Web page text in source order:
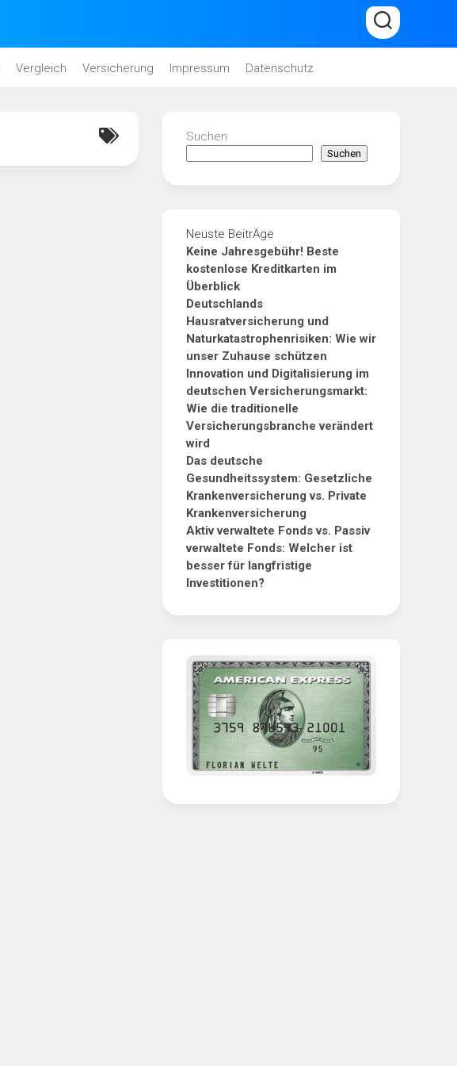
Vergleich Versicherung Impressum Datenschutz
Suchen
Suchen
Neuste BeitrÄge
Keine Jahresgebühr! Beste
kostenlose Kreditkarten im
Überblick
Deutschlands
Hausratversicherung und
Naturkatastrophenrisiken: Wie wir
unser Zuhause schützen
Innovation und Digitalisierung im
deutschen Versicherungsmarkt:
Wie die traditionelle
Versicherungsbranche verändert
wird
Das deutsche
Gesundheitssystem: Gesetzliche
Krankenversicherung vs. Private
Krankenversicherung
Aktiv verwaltete Fonds vs. Passiv
verwaltete Fonds: Welcher ist
besser für langfristige
Investitionen?